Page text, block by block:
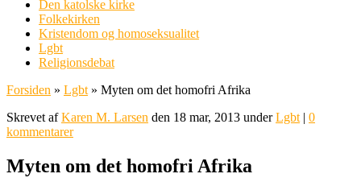
Den katolske kirke
Folkekirken
Kristendom og homoseksualitet
Lgbt
Religionsdebat
Forsiden » Lgbt » Myten om det homofri Afrika
Skrevet afKaren M. Larsen den 18 mar, 2013 underLgbt | 0
kommentarer
Myten om det homofri Afrika